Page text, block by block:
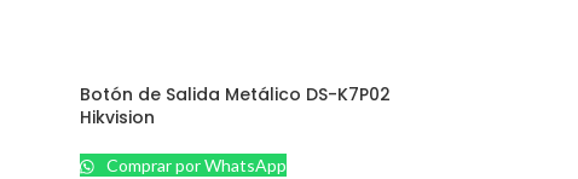
Botón de Salida Metálico DS-K7P02
Hikvision
Comprar por WhatsApp